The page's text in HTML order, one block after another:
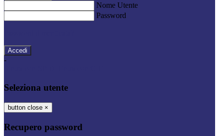
Nome Utente
Password
-
Seleziona utente
button close ×
Recupero password